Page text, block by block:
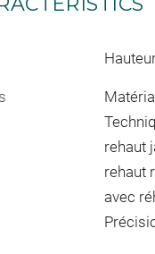
rehaut
rehaut
avec